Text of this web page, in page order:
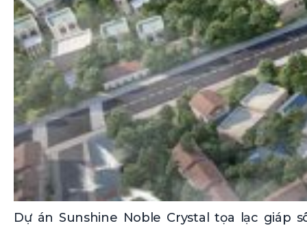
Dự án Sunshine Noble Crystal tọa lạc giáp